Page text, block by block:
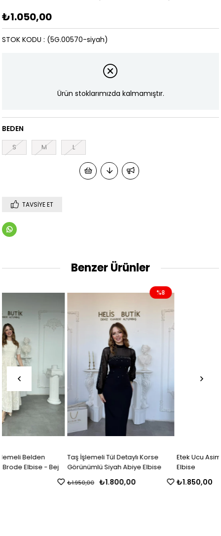
₺1.050,00
(5G.00570-siyah)
STOK KODU
Ürün stoklarımızda kalmamıştır.
BEDEN
S M L
TAVSIYE ET
Benzer Ürünler
Taş İşlemeli Tül Detaylı Korse
Görünümlü Siyah Abiye Elbise
₺1.800,00
%8
Etek Ucu Asimetrik Kesim Kot
Elbise
₺1.850,00